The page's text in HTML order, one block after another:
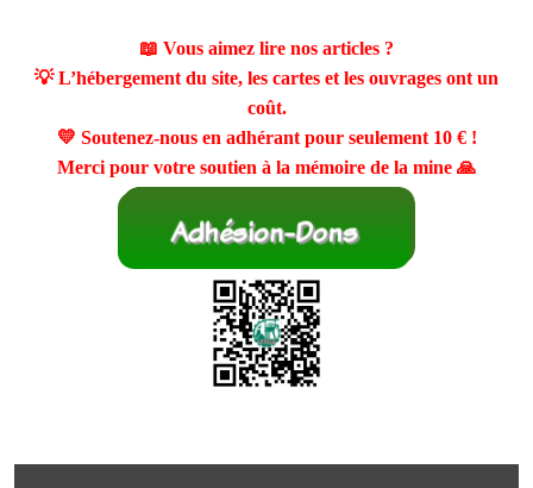
📖 Vous aimez lire nos articles ?
💡 L’hébergement du site, les cartes et les ouvrages ont un
coût.
💛 Soutenez-nous en adhérant pour seulement 10 €!
Merci pour votre soutien à la mémoire de la mine 🙏